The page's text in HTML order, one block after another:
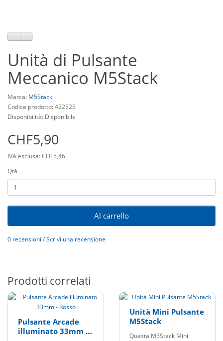
Unità di Pulsante
Meccanico M5Stack
Marca: M5Stack
Codice prodotto: 422525
Disponibilità: Disponibile
CHF5,90
IVA esclusa: CHF5,46
Qtà
Al carrello
0 recensioni /Scrivi una recensione
Prodotti correlati
Pulsante Arcade
illuminato 33mm -
Unità Mini Pulsante
M5Stack
Questa M5Stack Mini